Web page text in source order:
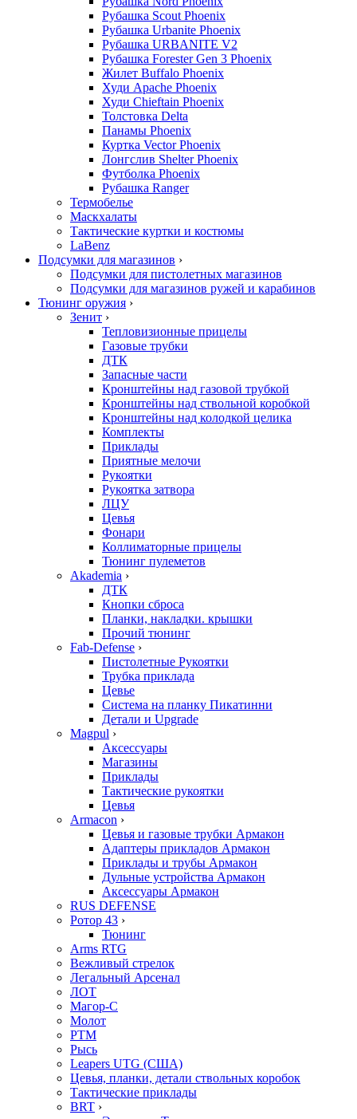
Рубашка Scout Phoenix
Рубашка Urbanite Phoenix
Рубашка URBANITE V2
Рубашка Forester Gen 3 Phoenix
Жилет Buffalo Phoenix
Худи Apache Phoenix
Худи Chieftain Phoenix
Толстовка Delta
Панамы Phoenix
Куртка Vector Phoenix
Лонгслив Shelter Phoenix
Футболка Phoenix
Рубашка Ranger
Термобелье
Маскхалаты
Тактические куртки и костюмы
LaBenz
Подсумки для магазинов ›
Подсумки для пистолетных магазинов
Подсумки для магазинов ружей и карабинов
Тюнинг оружия ›
Зенит ›
Тепловизионные прицелы
Газовые трубки
ДТК
Запасные части
Кронштейны над газовой трубкой
Кронштейны над ствольной коробкой
Кронштейны над колодкой целика
Комплекты
Приклады
Приятные мелочи
Рукоятки
Рукоятка затвора
ЛЦУ
Цевья
Фонари
Коллиматорные прицелы
Тюнинг пулеметов
Akademia ›
ДТК
Кнопки сброса
Планки, накладки. крышки
Прочий тюнинг
Fab-Defense ›
Пистолетные Рукоятки
Трубка приклада
Цевье
Система на планку Пикатинни
Детали и Upgrade
Magpul ›
Аксессуары
Магазины
Приклады
Тактические рукоятки
Цевья
Armacon ›
Цевья и газовые трубки Армакон
Адаптеры прикладов Армакон
Приклады и трубы Армакон
Дульные устройства Армакон
Аксессуары Армакон
RUS DEFENSE
Ротор 43 ›
Тюнинг
Arms RTG
Вежливый стрелок
Легальный Арсенал
ЛОТ
Магор-С
Молот
РТМ
Рысь
Leapers UTG (США)
Цевья, планки, детали ствольных коробок
Тактические приклады
BRT ›